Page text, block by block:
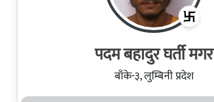
पदम बहादुर घर्ती मगर
बाँके-३, लुम्बिनी प्रदेश